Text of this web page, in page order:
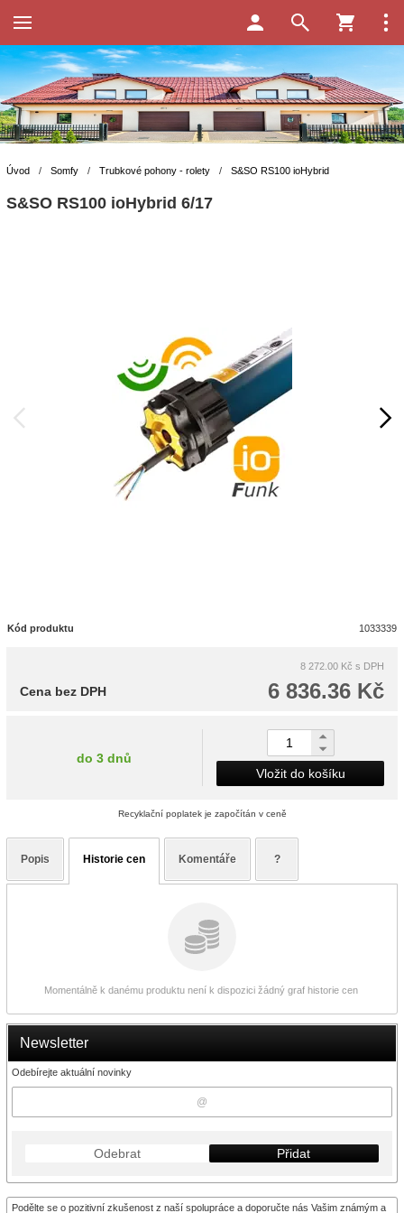
Newsletter
Odebírejte aktuální novinky
Odebrat Přidat
Podělte se o pozitivní zkušenost z naší spolupráce a doporučte nás Vašim známým a
Úvod / Somfy / Trubkové pohony - rolety / S&SO RS100 ioHybrid
S&SO RS100 ioHybrid 6/17
Kód produktu 1033339
8 272.00 Kč s DPH
6 836.36 Kč
Cena bez DPH
do 3 dnů
Vložit do košíku
Recyklační poplatek je započítán v ceně
Popis Historie cen Komentáře ?
Momentálně k danému produktu není k dispozici žádný graf historie cen